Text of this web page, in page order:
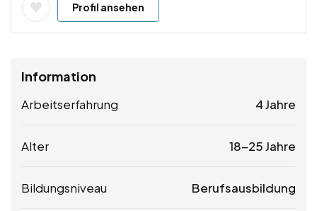
Profil ansehen
Information
Arbeitserfahrung 4 Jahre
Alter 18-25 Jahre
Bildungsniveau Berufsausbildung